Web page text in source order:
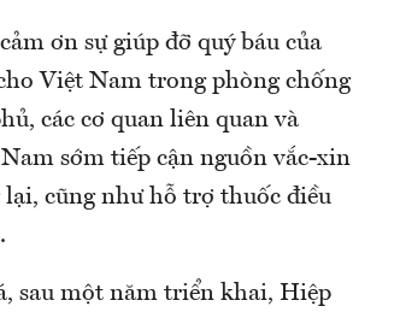
ơn sự giúp đỡ quý báu của
Việt Nam trong phòng chống
các cơ quan liên quan và
sớm tiếp cận nguồn vắc-xin
cũng như hỗ trợ thuốc điều
sau một năm triển khai, Hiệp